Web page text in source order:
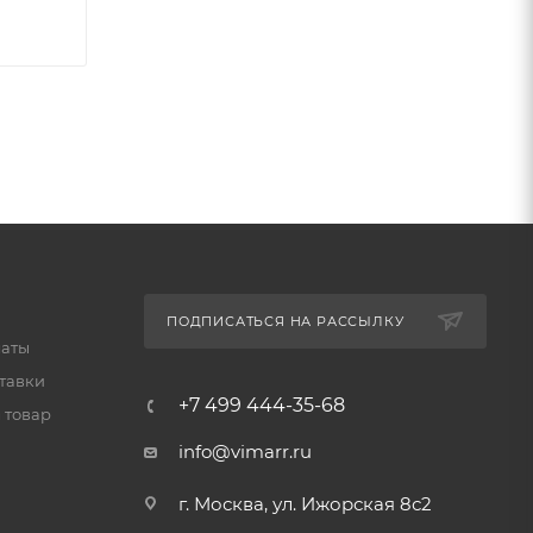
товар
ПОДПИСАТЬСЯ НА РАССЫЛКУ
+7 499 444-35-68
info@vimarr.ru
г. Москва, ул. Ижорская 8с2